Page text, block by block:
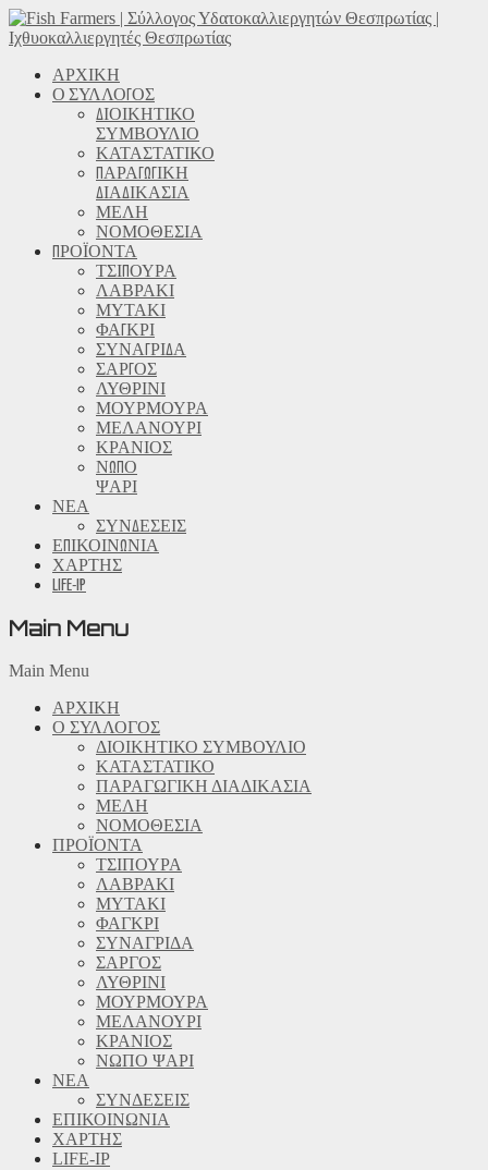
ΑΡΧΙΚΗ
Ο ΣΥΛΛΟΓΟΣ
ΔΙΟΙΚΗΤΙΚΟ
ΣΥΜΒΟΥΛΙΟ
ΚΑΤΑΣΤΑΤΙΚΟ
ΠΑΡΑΓΩΓΙΚΗ
ΔΙΑΔΙΚΑΣΙΑ
ΜΕΛΗ
ΝΟΜΟΘΕΣΙΑ
ΠΡΟΪΟΝΤΑ
ΤΣΙΠΟΥΡΑ
ΛΑΒΡΑΚΙ
ΜΥΤΑΚΙ
ΦΑΓΚΡΙ
ΣΥΝΑΓΡΙΔΑ
ΣΑΡΓΟΣ
ΛΥΘΡΙΝΙ
ΜΟΥΡΜΟΥΡΑ
ΜΕΛΑΝΟΥΡΙ
ΚΡΑΝΙΟΣ
ΝΩΠΟ
ΨΑΡΙ
ΝΕΑ
ΣΥΝΔΕΣΕΙΣ
ΕΠΙΚΟΙΝΩΝΙΑ
ΧΑΡΤΗΣ
LIFE-IP
Main Menu
Main Menu
ΑΡΧΙΚΗ
Ο ΣΥΛΛΟΓΟΣ
ΔΙΟΙΚΗΤΙΚΟ ΣΥΜΒΟΥΛΙΟ
ΚΑΤΑΣΤΑΤΙΚΟ
ΠΑΡΑΓΩΓΙΚΗ ΔΙΑΔΙΚΑΣΙΑ
ΜΕΛΗ
ΝΟΜΟΘΕΣΙΑ
ΠΡΟΪΟΝΤΑ
ΤΣΙΠΟΥΡΑ
ΛΑΒΡΑΚΙ
ΜΥΤΑΚΙ
ΦΑΓΚΡΙ
ΣΥΝΑΓΡΙΔΑ
ΣΑΡΓΟΣ
ΛΥΘΡΙΝΙ
ΜΟΥΡΜΟΥΡΑ
ΜΕΛΑΝΟΥΡΙ
ΚΡΑΝΙΟΣ
ΝΩΠΟ ΨΑΡΙ
ΝΕΑ
ΣΥΝΔΕΣΕΙΣ
ΕΠΙΚΟΙΝΩΝΙΑ
ΧΑΡΤΗΣ
LIFE-IP